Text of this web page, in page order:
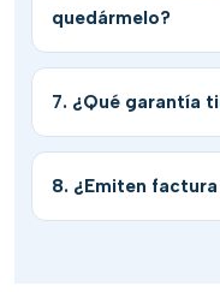
quedármelo?
7. ¿Qué garantía
8. ¿Emiten